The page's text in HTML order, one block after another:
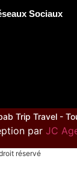
Sociaux
Trip Travel -
par JC
réservé